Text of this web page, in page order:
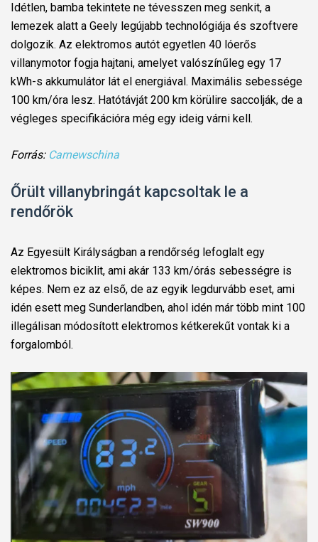
Idétlen, bamba tekintete ne tévesszen meg senkit, a
lemezek alatt a Geely legújabb technológiája és szoftvere
dolgozik. Az elektromos autót egyetlen 40 lóerős
villanymotor fogja hajtani, amelyet valószínűleg egy 17
kWh-s akkumulátor lát el energiával. Maximális sebessége
100 km/óra lesz. Hatótávját 200 km körülire saccolják, de a
végleges specifikációra még egy ideig várni kell.
Forrás: Carnewschina
Őrült villanybringát kapcsoltak le a
rendőrök
Az Egyesült Királyságban a rendőrség lefoglalt egy
elektromos biciklit, ami akár 133 km/órás sebességre is
képes. Nem ez az első, de az egyik legdurvább eset, ami
idén esett meg Sunderlandben, ahol idén már több mint 100
illegálisan módosított elektromos kétkerekűt vontak ki a
forgalomból.